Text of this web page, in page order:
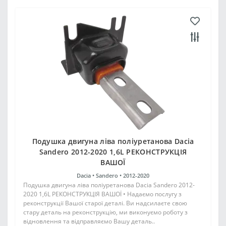
Подушка двигуна ліва поліуретанова Dacia
Sandero 2012-2020 1,6L РЕКОНСТРУКЦІЯ
ВАШОЇ
Dacia • Sandero • 2012-2020
Подушка двигуна ліва поліуретанова Dacia Sandero 2012-
2020 1,6L РЕКОНСТРУКЦІЯ ВАШОЇ • Надаємо послугу з
реконструкції Вашої старої деталі. Ви надсилаєте свою
стару деталь на реконструкцію, ми виконуємо роботу з
відновлення та відправляємо Вашу деталь..